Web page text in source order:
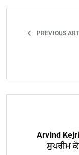
PREVIOUS
Arvind
ਸੁਪਰੀਮ